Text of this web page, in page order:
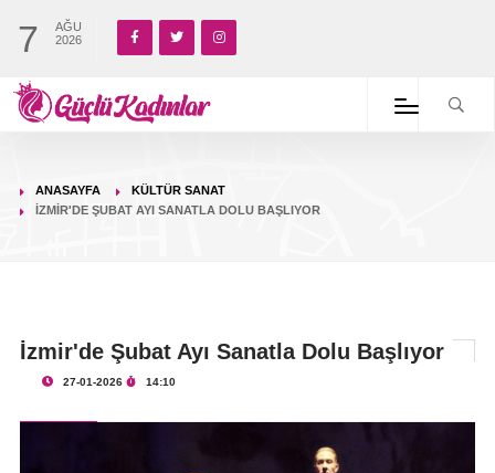
7
AĞU
2026
ANASAYFA
KÜLTÜR SANAT
İZMIR'DE ŞUBAT AYI SANATLA DOLU BAŞLIYOR
İzmir'de Şubat Ayı Sanatla Dolu Başlıyor
27-01-2026 14:10